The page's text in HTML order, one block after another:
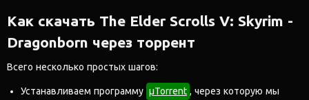
Как скачать The Elder Scrolls V: Skyrim -
Dragonborn через торрент
Всего несколько простых шагов:
Устанавливаем программу μTorrent , через которую мы